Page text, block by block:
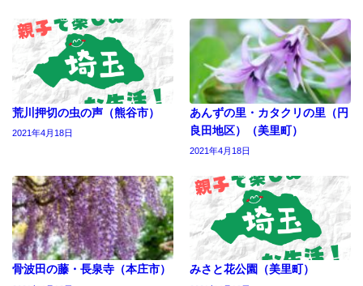
荒川押切の虫の声（熊谷市）
2021年4月18日
あんずの里・カタクリの里（円
良田地区）（美里町）
2021年4月18日
骨波田の藤・長泉寺（本庄市） みさと花公園（美里町）